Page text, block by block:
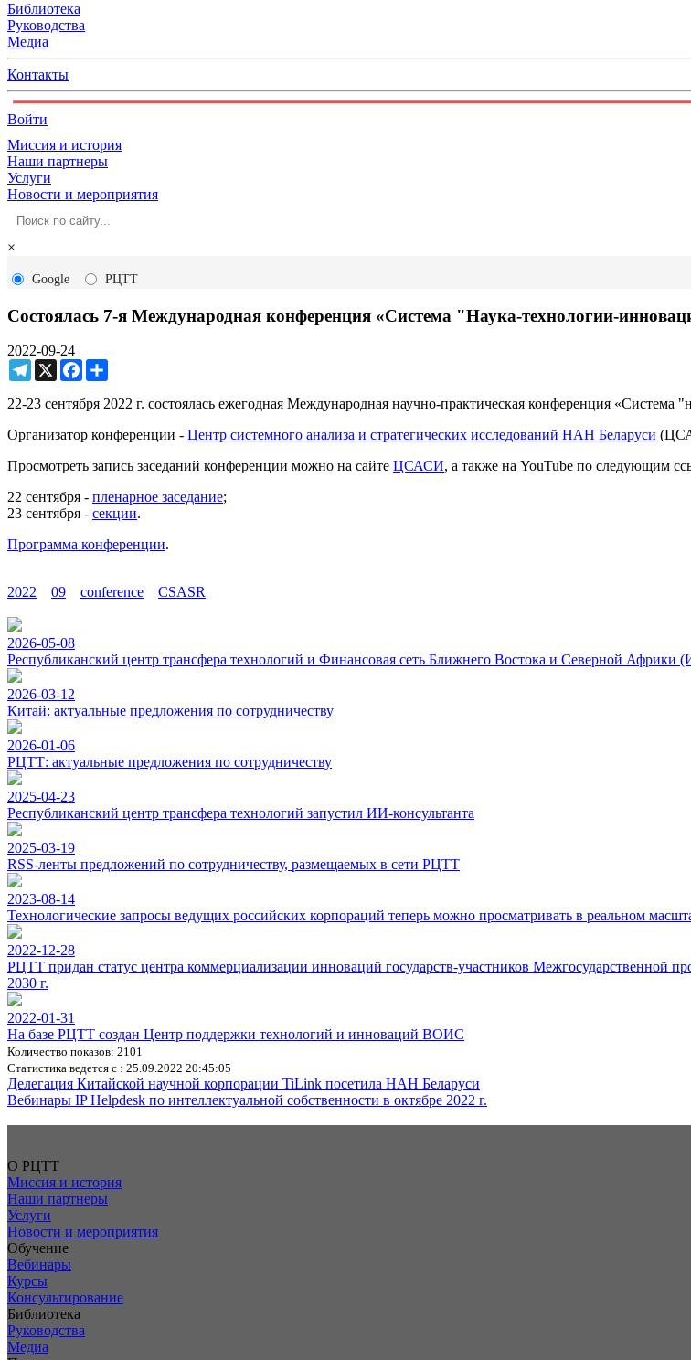
Библиотека
Руководства
Медиа
Контакты
Войти
Миссия и история
Наши партнеры
Услуги
Новости и мероприятия
×
Google РЦТТ
Состоялась 7-я Международная конференция «Система "Наука-технологии-
2022-09-24
Telegram
X Facebook
22-23 сентября 2022 г. состоялась ежегодная Международная научно-практическая конференция
Организатор конференции - Центр системного анализа и стратегических исследований НАН Беларуси
Просмотреть запись заседаний конференции можно на сайте ЦСАСИ, а также на YouTube по следующим
22 сентября - пленарное заседание;
23 сентября - секции.
Программа конференции.
2022 09 conference CSASR
2026-05-08
Республиканский центр трансфера технологий и Финансовая сеть Ближнего Востока и Северной Африки
2026-03-12
Китай: актуальные предложения по сотрудничеству
2026-01-06
РЦТТ: актуальные предложения по сотрудничеству
2025-04-23
Республиканский центр трансфера технологий запустил ИИ-консультанта
2025-03-19
RSS-ленты предложений по сотрудничеству, размещаемых в сети РЦТТ
2023-08-14
Технологические запросы ведущих российских корпораций теперь можно просматривать в реальном
2022-12-28
РЦТТ придан статус центра коммерциализации инноваций государств-участников Межгосударственной
2030 г.
2022-01-31
На базе РЦТТ создан Центр поддержки технологий и инноваций ВОИС
Количество показов: 2101
Статистика ведется с : 25.09.2022 20:45:05
Делегация Китайской научной корпорации TiLink посетила НАН Беларуси
Вебинары IP Helpdesk по интеллектуальной собственности в октябре 2022 г.
О РЦТТ
Миссия и история
Наши партнеры
Услуги
Новости и мероприятия
Обучение
Вебинары
Курсы
Консультирование
Библиотека
Руководства
Медиа